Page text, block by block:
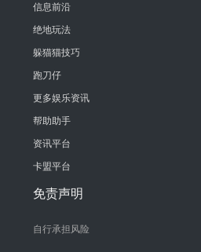
信息前沿
绝地玩法
躲猫猫技巧
跑刀仔
更多娱乐资讯
帮助助手
资讯平台
卡盟平台
免责声明
自行承担风险